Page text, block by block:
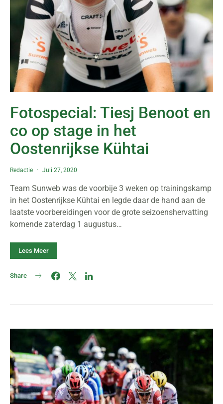
Fotospecial: Tiesj Benoot en
co op stage in het
Oostenrijkse Kühtai
Redactie Juli 27, 2020
Team Sunweb was de voorbije 3 weken op trainingskamp
in het Oostenrijkse Kühtai en legde daar de hand aan de
laatste voorbereidingen voor de grote seizoenshervatting
komende zaterdag 1 augustus…
Lees Meer
Share